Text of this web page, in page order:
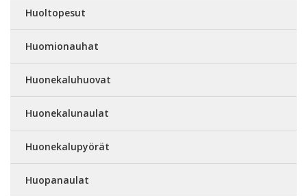
Huoltopesut
Huomionauhat
Huonekaluhuovat
Huonekalunaulat
Huonekalupyörät
Huopanaulat